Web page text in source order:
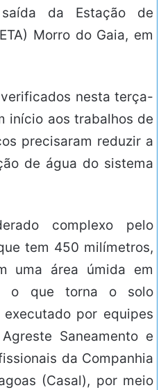
da Estação de
Morro do Gaia, em
nesta terça-
início aos trabalhos de
precisaram reduzir a
de água do sistema
complexo pelo
tem 450 milímetros,
uma área úmida em
o que torna o solo
por equipes
Saneamento e
da Companhia
(Casal), por meio